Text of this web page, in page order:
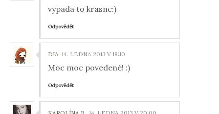
vypada to krasne:)
Odpovědět
DIA 14. LEDNA 2013 V 18:10
Moc moc povedené! :)
Odpovědět